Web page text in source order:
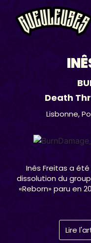
Death
Lisbonne,
Inês Freitas a été
dissolution du
«Reborn» paru en
Lire